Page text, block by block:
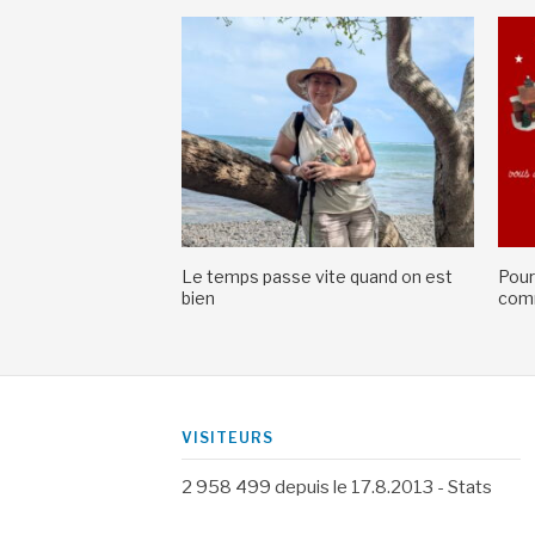
Le temps passe vite quand on est
bien
VISITEURS
2 958 499 depuis le 17.8.2013 - Stats